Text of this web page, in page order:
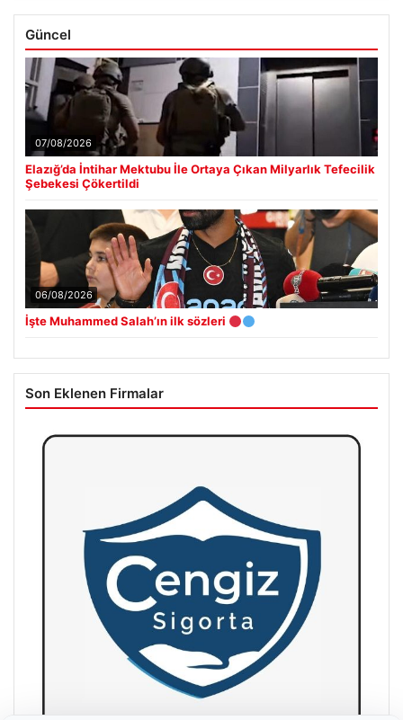
Güncel
07/08/2026
Elazığ’da İntihar Mektubu İle Ortaya Çıkan Milyarlık Tefecilik
Şebekesi Çökertildi
06/08/2026
İşte Muhammed Salah’ın ilk sözleri
Son Eklenen Firmalar